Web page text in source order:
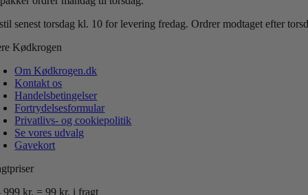
senest torsdag kl. 10 for levering fredag.Ordrer modtaget efter
Kødkrogen
Om Kødkrogen.dk
Kontakt os
Handelsbetingelser
Fortrydelsesformular
Privatlivs- og cookiepolitik
Se vores udvalg
Gavekort
999 kr. = 99 kr. i fragt